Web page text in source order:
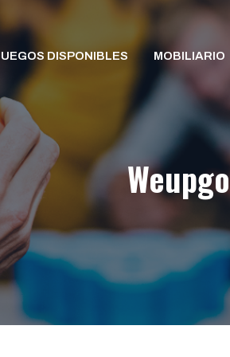
DISPONIBLES MOBILIARIO
Weupgo